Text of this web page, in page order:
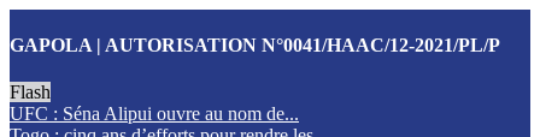
GAPOLA | AUTORISATION N°0041/HAAC/12-2021/PL/P
Flash
UFC : Séna Alipui ouvre au nom de...